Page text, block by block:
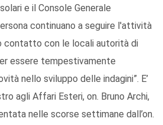
e il Console Generale
continuano a seguire l'attività
con le locali autorità di
essere tempestivamente
nello sviluppo delle indagini”. E’
agli Affari Esteri, on. Bruno Archi,
nelle scorse settimane dall’on.